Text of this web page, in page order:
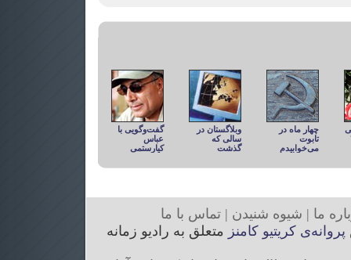
چهار ماه در
تابوت
می‌خوابیدم
وبلاگستان در
سالی که
گذشت
گفت‌وگویی با
عباس
کیارستمی
ه ما | شیوه شنیدن |تماس با ما
پروانه‌ی کریتیو کامنز متعلق به رادیو زمانه